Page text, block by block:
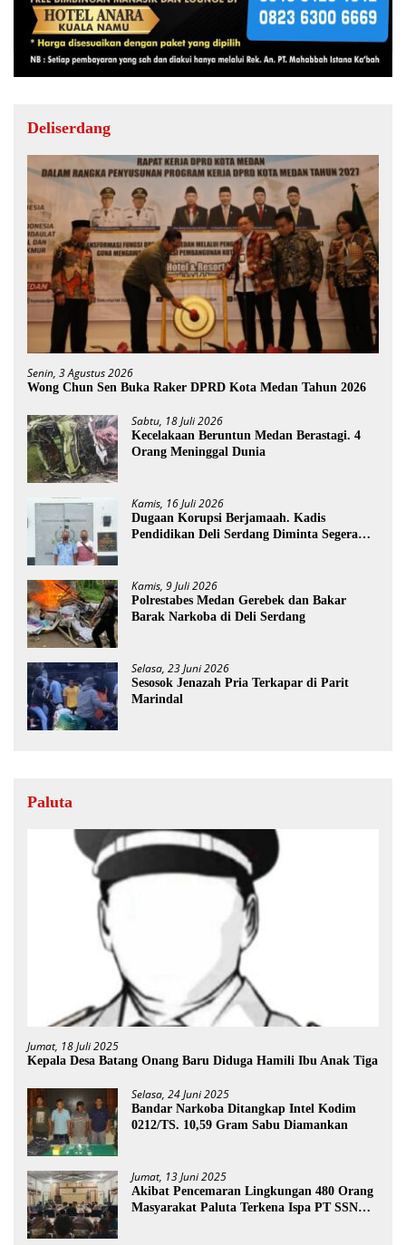
Deliserdang
Senin, 3 Agustus 2026
Wong Chun Sen Buka Raker DPRD Kota Medan Tahun 2026
Sabtu, 18 Juli 2026
Kecelakaan Beruntun Medan Berastagi. 4
Orang Meninggal Dunia
Kamis, 16 Juli 2026
Dugaan Korupsi Berjamaah. Kadis
Pendidikan Deli Serdang Diminta Segera
Kamis, 9 Juli 2026
Polrestabes Medan Gerebek dan Bakar
Barak Narkoba di Deli Serdang
Selasa, 23 Juni 2026
Sesosok Jenazah Pria Terkapar di Parit
Marindal
Paluta
Jumat, 18 Juli 2025
Kepala Desa Batang Onang Baru Diduga Hamili Ibu Anak Tiga
Selasa, 24 Juni 2025
Bandar Narkoba Ditangkap Intel Kodim
0212/TS. 10,59 Gram Sabu Diamankan
Jumat, 13 Juni 2025
Akibat Pencemaran Lingkungan 480 Orang
Masyarakat Paluta Terkena Ispa PT SSN